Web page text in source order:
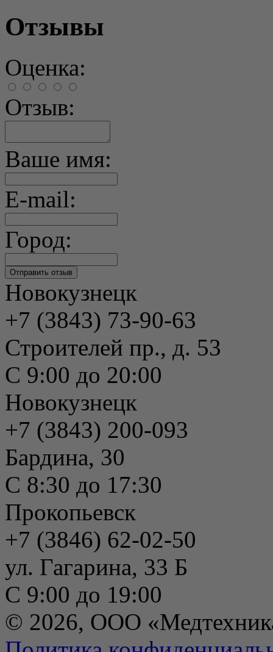
Отзывы
Оценка:
Отзыв:
Ваше имя:
E-mail:
Город:
Новокузнецк
+7 (3843) 73-90-63
Строителей пр., д. 53
С 9:00 до 20:00
Новокузнецк
+7 (3843) 200-093
Бардина, 30
С 8:30 до 17:30
Прокопьевск
+7 (3846) 62-02-50
ул. Гагарина, 33 Б
С 9:00 до 19:00
© 2026, ООО